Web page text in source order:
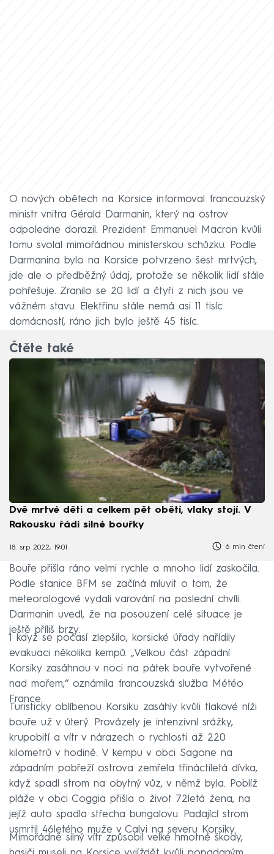
O nových obětech na Korsice informoval francouzský
ministr vnitra Gérald Darmanin, který na ostrov
odpoledne dorazil. Prezident Emmanuel Macron kvůli
tomu svolal mimořádnou ministerskou schůzku. Podle
Darmanina bylo na Korsice potvrzeno šest mrtvých,
jde ale o předběžný údaj, protože se několik lidí stále
pohřešuje. Zranilo se 20 lidí a čtyři z nich jsou ve
vážném stavu. Elektřinu stále nemá asi 11 tisíc
domácností, ráno jich bylo ještě 45 tisíc.
Čtěte také
Dvě mrtvé děti a celkem pět obětí, vlaky stojí. V
Rakousku řádí silné bouřky
18. srp 2022, 19:01 6 min čtení
Bouře přišla ráno velmi rychle a mnoho lidí zaskočila.
Podle stanice BFM se začíná mluvit o tom, že
meteorologové vydali varování na poslední chvíli.
Darmanin uvedl, že na posouzení celé situace je
ještě příliš brzy.
I když se počasí zlepšilo, korsické úřady nařídily
evakuaci několika kempů. „Velkou část západní
Korsiky zasáhnou v noci na pátek bouře vytvořené
nad mořem,“ oznámila francouzská služba Météo
France.
Turisticky oblíbenou Korsiku zasáhly kvůli tlakové níži
bouře už v úterý. Provázely je intenzivní srážky,
krupobití a vítr v nárazech o rychlosti až 220
kilometrů v hodině. V kempu v obci Sagone na
západním pobřeží ostrova zemřela třináctiletá dívka,
když spadl strom na obytný vůz, v němž byla. Poblíž
pláže v obci Coggia přišla o život 72letá žena, na
jejíž auto spadla střecha bungalovu. Padající strom
usmrtil 46letého muže v Calvi na severu Korsiky.
Mimořádně silný vítr způsobil velké hmotné škody,